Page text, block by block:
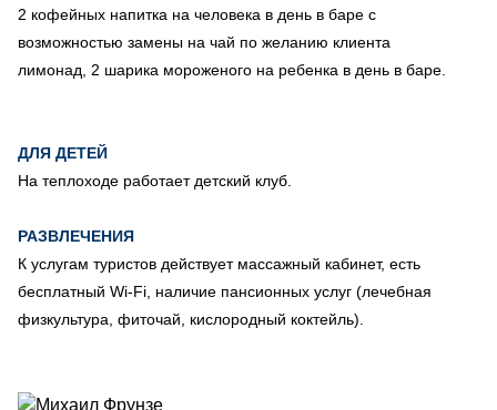
2 кофейных напитка на человека в день в баре с
возможностью замены на чай по желанию клиента
лимонад, 2 шарика мороженого на ребенка в день в баре.
ДЛЯ ДЕТЕЙ
На теплоходе работает детский клуб.
РАЗВЛЕЧЕНИЯ
К услугам туристов действует массажный кабинет, есть
бесплатный Wi-Fi, наличие пансионных услуг (лечебная
физкультура, фиточай, кислородный коктейль).